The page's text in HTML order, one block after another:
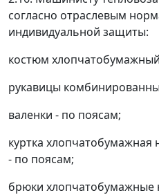
согласно отраслевым
индивидуальной защиты:
костюм
рукавицы
валенки - по поясам;
куртка
- по поясам;
брюки хлопчатобумажные